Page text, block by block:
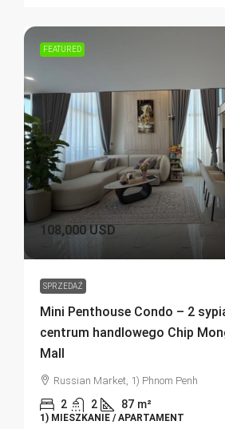
FEATURED
108,000 USD
SPRZEDAŻ
Mini Penthouse Condo – 2
centrum handlowego Chip
Mall
Russian Market, 1) Phnom Penh
2 2 87 m²
1) MIESZKANIE / APARTAMENT